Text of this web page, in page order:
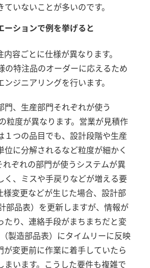
いないことが多いのです。
ーションで例を挙げると
容ごとに仕様が異なります。
の特注品のオーダーに応えるため
ジニアリングを行います。
門、生産部門それぞれが使う
粒度が異なります。営業が見積作
１つの品目でも、設計段階や生産
位に分解されるなど粒度が細かく
れぞれの部門が使うシステムが異
く、ミスや手戻りなどが増える要
様変更などが生じた場合、設計部
計部品表）を更新しますが、情報が
たり、連絡手段がまちまちだと変
（製造部品表）にタイムリーに反映
が変更前に作業に着手していたら
まいます。こうした要件も複雑で